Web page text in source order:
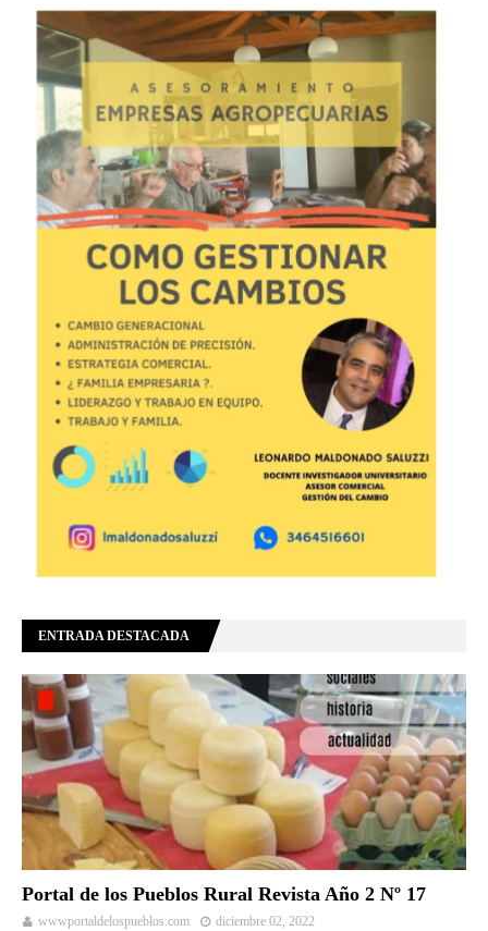
ENTRADA DESTACADA
Portal de los Pueblos Rural Revista Año 2 Nº 17
wwwportaldelospueblos.com diciembre 02, 2022